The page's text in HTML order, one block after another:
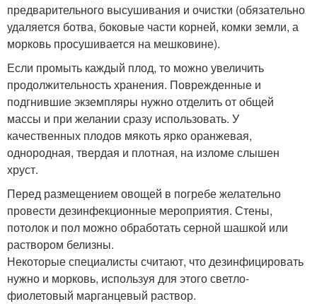
предварительного высушивания и очистки (обязательно
удаляется ботва, боковые части корней, комки земли, а
морковь просушивается на мешковине).
Если промыть каждый плод, то можно увеличить
продолжительность хранения. Поврежденные и
подгнившие экземпляры нужно отделить от общей
массы и при желании сразу использовать. У
качественных плодов мякоть ярко оранжевая,
однородная, твердая и плотная, на изломе слышен
хруст.
Перед размещением овощей в погребе желательно
провести дезинфекционные мероприятия. Стены,
потолок и пол можно обработать серной шашкой или
раствором белизны.
Некоторые специалисты считают, что дезинфицировать
нужно и морковь, используя для этого светло-
фиолетовый марганцевый раствор.